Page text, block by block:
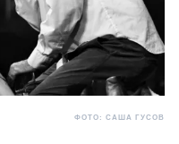
ФОТО: САША ГУСОВ